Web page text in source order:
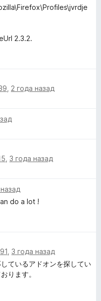
2.3.2.
2 года назад
3 года назад
do a lot !
3 года назад
ているアドオンを探してい
ります。